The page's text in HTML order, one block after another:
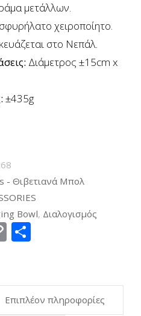
μετάλλων.
χειροποίητο.
στo Νεπάλ.
Διάμετρος ±15cm x
±435g
- Θιβετιανά Μπολ
Bowl, Διαλογισμός
Copy
Επιπλέον πληροφορίες